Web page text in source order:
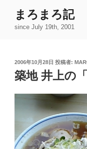
まろまろ記
since July 19th, 2001
投
稿
日:
2006年10月28日 投稿者:
築地 井上の